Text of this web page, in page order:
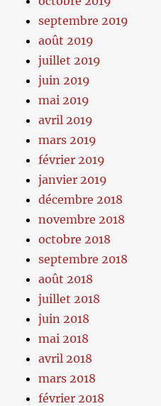
septembre 2019
août 2019
juillet 2019
juin 2019
mai 2019
avril 2019
mars 2019
février 2019
janvier 2019
décembre 2018
novembre 2018
octobre 2018
septembre 2018
août 2018
juillet 2018
juin 2018
mai 2018
avril 2018
mars 2018
février 2018